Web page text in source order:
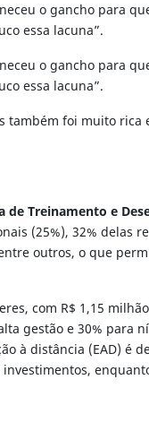
o gancho para
essa lacuna”.
o gancho para
essa lacuna”.
foi muito
de Treinamento e
(25%), 32% delas
outros, o que
com R$ 1,15
gestão e 30% para
distância (EAD) é